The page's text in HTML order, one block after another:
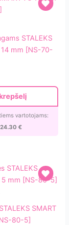
STALEKS
14 mm [NS-70-
vartotojams:
24.30€
SMART
80-5]